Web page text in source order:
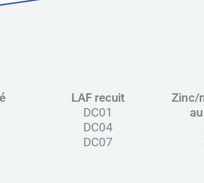
LAF recuit
DC01
DC04
DC07
Zinc/